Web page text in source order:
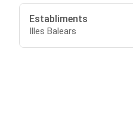
Establiments
Illes Balears